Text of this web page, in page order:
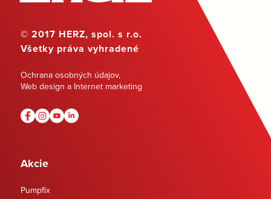
© 2017 HERZ, spol. s r.o.
Všetky práva vyhradené
Ochrana osobných údajov,
Web design a Internet marketing
Akcie
Pumpfix